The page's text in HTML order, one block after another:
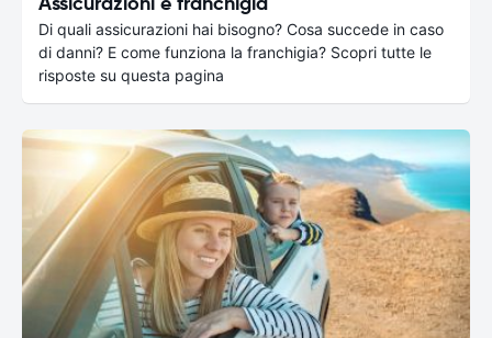
Di quali assicurazioni hai bisogno? Cosa succede in caso
di danni? E come funziona la franchigia? Scopri tutte le
risposte su questa pagina